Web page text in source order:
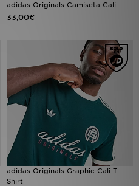
adidas Originals Camiseta Cali
33,00€
adidas Originals Graphic Cali T-
Shirt